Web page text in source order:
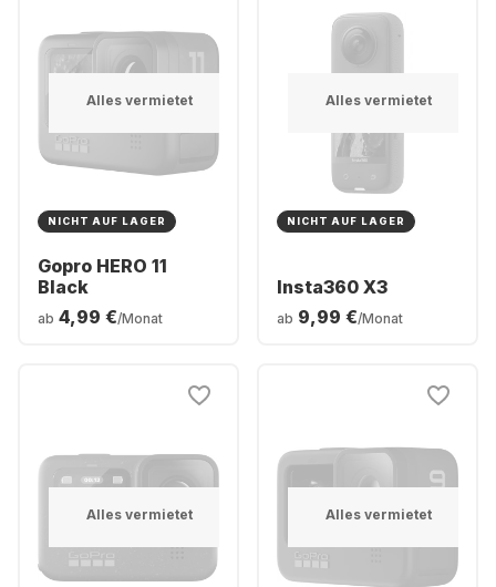
Alles vermietet
NICHT AUF LAGER
Gopro HERO 11
Black
ab 4,99 €/Monat
Alles vermietet
NICHT AUF LAGER
Insta360 X3
ab 9,99 €/Monat
Alles vermietet Alles vermietet